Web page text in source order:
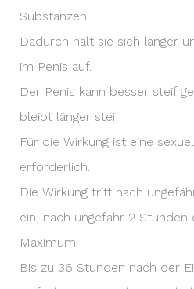
Substanzen.
Dadurch hält sie sich länger
im Penis auf.
Der Penis kann besser steif
bleibt länger steif.
Für die Wirkung ist eine
erforderlich.
Die Wirkung tritt nach
ein, nach ungefähr 2 Stunden
Maximum.
Bis zu 36 Stunden nach der